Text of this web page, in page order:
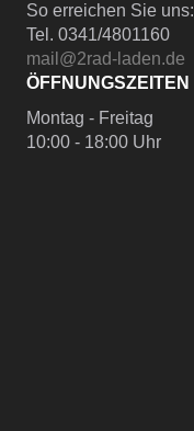
So erreichen Sie uns:
Tel. 0341/4801160
mail@2rad-laden.de
ÖFFNUNGSZEITEN
Montag - Freitag
10:00 - 18:00 Uhr